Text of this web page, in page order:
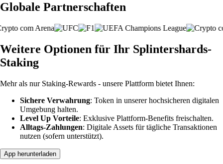
Globale Partnerschaften
Weitere Optionen für Ihr Splintershards-
Staking
Mehr als nur Staking-Rewards - unsere Plattform bietet Ihnen:
Sichere Verwahrung: Token in unserer hochsicheren digitalen
Umgebung halten.
Level Up Vorteile: Exklusive Plattform-Benefits freischalten.
Alltags-Zahlungen: Digitale Assets für tägliche Transaktionen
nutzen (sofern unterstützt).
App herunterladen